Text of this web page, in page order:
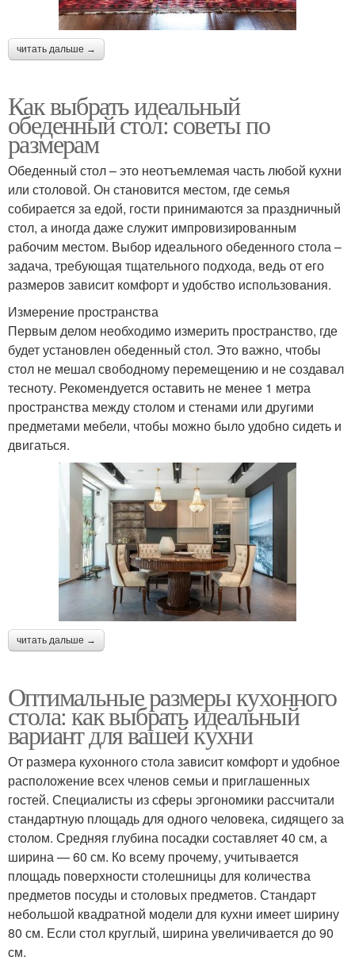
читать дальше →
Как выбрать идеальный
обеденный стол: советы по
размерам
Обеденный стол – это неотъемлемая часть любой кухни
или столовой. Он становится местом, где семья
собирается за едой, гости принимаются за праздничный
стол, а иногда даже служит импровизированным
рабочим местом. Выбор идеального обеденного стола –
задача, требующая тщательного подхода, ведь от его
размеров зависит комфорт и удобство использования.
Измерение пространства
Первым делом необходимо измерить пространство, где
будет установлен обеденный стол. Это важно, чтобы
стол не мешал свободному перемещению и не создавал
тесноту. Рекомендуется оставить не менее 1 метра
пространства между столом и стенами или другими
предметами мебели, чтобы можно было удобно сидеть и
двигаться.
читать дальше →
Оптимальные размеры кухонного
стола: как выбрать идеальный
вариант для вашей кухни
От размера кухонного стола зависит комфорт и удобное
расположение всех членов семьи и приглашенных
гостей. Специалисты из сферы эргономики рассчитали
стандартную площадь для одного человека, сидящего за
столом. Средняя глубина посадки составляет 40 см, а
ширина — 60 см. Ко всему прочему, учитывается
площадь поверхности столешницы для количества
предметов посуды и столовых предметов. Стандарт
небольшой квадратной модели для кухни имеет ширину
80 см. Если стол круглый, ширина увеличивается до 90
см.